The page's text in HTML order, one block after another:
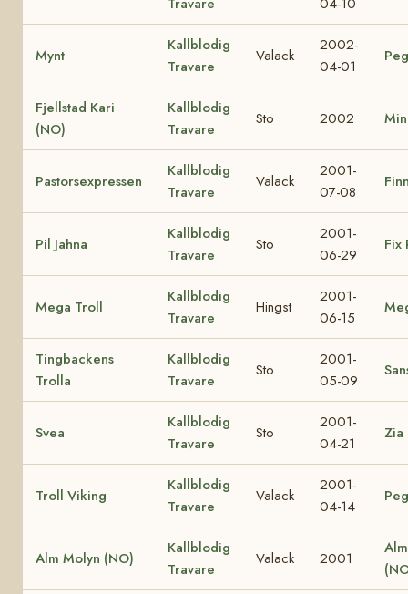
Mynt
Kallblodig
Travare
Valack
2002-
04-01
Fjellstad Kari
(NO)
Kallblodig
Travare
Sto 2002
Pastorsexpressen
Kallblodig
Travare
Valack
2001-
07-08
Pil Jahna
Kallblodig
Travare
Sto
2001-
06-29
Fix
Mega Troll
Kallblodig
Travare
Hingst
2001-
06-15
Tingbackens
Trolla
Kallblodig
Travare
Sto
2001-
05-09
Svea
Kallblodig
Travare
Sto
2001-
04-21
Zia
Troll Viking
Kallblodig
Travare
Valack
2001-
04-14
Alm Molyn (NO)
Kallblodig
Travare
Valack 2001